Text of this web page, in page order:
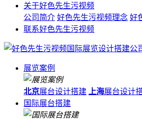
关于好色先生污视频
公司简介 好色先生污视频理念 好
联系好色先生污视频
展览案例
北京展台设计搭建 上海展台设计
国际展台搭建